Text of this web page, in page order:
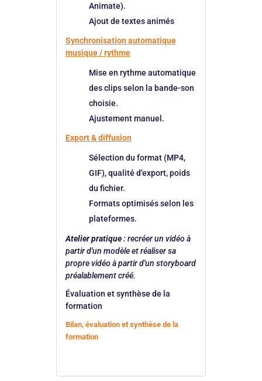
Animate).
Ajout de textes animés
Synchronisation automatique
musique / rythme
Mise en rythme automatique
des clips selon la bande-son
choisie.
Ajustement manuel.
Export & diffusion
Sélection du format (MP4,
GIF), qualité d'export, poids
du fichier.
Formats optimisés selon les
plateformes.
Atelier pratique:recréer un vidéo à
partir d'un modèle et réaliser sa
propre vidéo à partir d'un storyboard
préalablement créé.
Évaluation et synthèse de la
formation
Bilan, évaluation et synthèse de la
formation